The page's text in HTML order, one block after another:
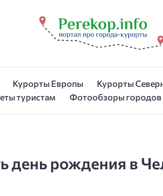
Курорты Европы Курорты
туристам
Фотообзоры городов
день рождения в